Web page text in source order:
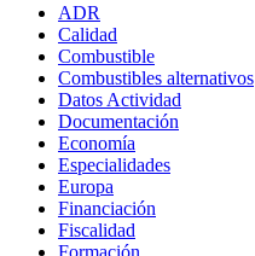
ADR
Calidad
Combustible
Combustibles alternativos
Datos Actividad
Documentación
Economía
Especialidades
Europa
Financiación
Fiscalidad
Formación